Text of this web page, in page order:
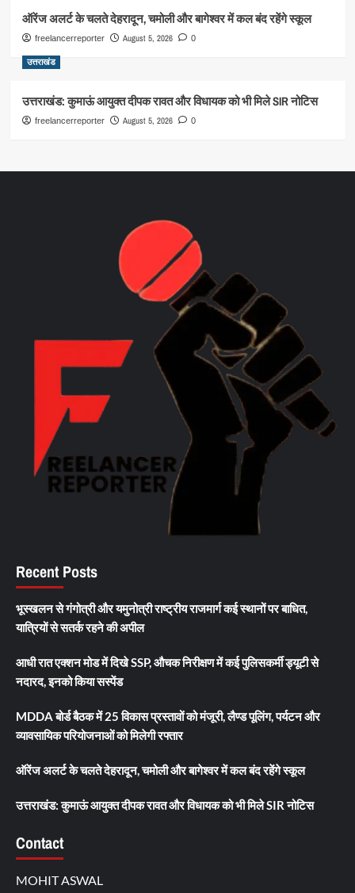
ऑरेंज अलर्ट के चलते देहरादून, चमोली और बागेश्वर में कल बंद रहेंगे स्कूल
freelancerreporter August 5, 2026 0
उत्तराखंड
उत्तराखंड: कुमाऊं आयुक्त दीपक रावत और विधायक को भी मिले SIR नोटिस
freelancerreporter August 5, 2026 0
Recent Posts
भूस्खलन से गंगोत्री और यमुनोत्री राष्ट्रीय राजमार्ग कई स्थानों पर बाधित,
यात्रियों से सतर्क रहने की अपील
आधी रात एक्शन मोड में दिखे SSP, औचक निरीक्षण में कई पुलिसकर्मी ड्यूटी से
नदारद, इनको किया सस्पेंड
MDDA बोर्ड बैठक में 25 विकास प्रस्तावों को मंजूरी, लैण्ड पूलिंग, पर्यटन और
व्यावसायिक परियोजनाओं को मिलेगी रफ्तार
ऑरेंज अलर्ट के चलते देहरादून, चमोली और बागेश्वर में कल बंद रहेंगे स्कूल
उत्तराखंड: कुमाऊं आयुक्त दीपक रावत और विधायक को भी मिले SIR नोटिस
Contact
MOHIT ASWAL